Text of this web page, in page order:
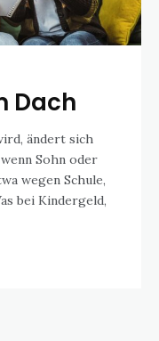
Dach
ändert sich
Sohn oder
wegen Schule,
bei Kindergeld,